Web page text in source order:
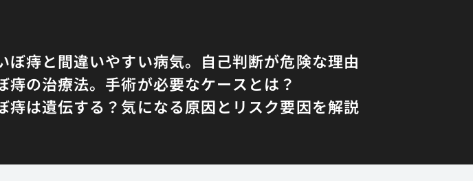
ぼ痔と間違いやすい病気。自己判断が危険な理由
痔の治療法。手術が必要なケースとは？
痔は遺伝する？気になる原因とリスク要因を解説